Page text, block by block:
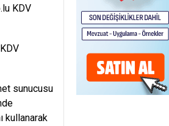
KDV
sunucusu
kullanarak